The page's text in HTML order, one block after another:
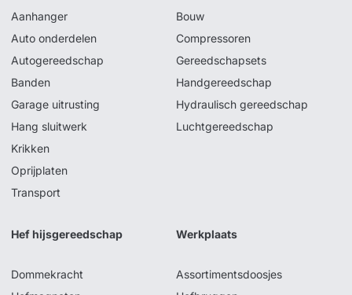
Aanhanger
Auto onderdelen
Autogereedschap
Banden
Garage uitrusting
Hang sluitwerk
Krikken
Oprijplaten
Transport
Bouw
Compressoren
Gereedschapsets
Handgereedschap
Hydraulisch gereedschap
Luchtgereedschap
Hef hijsgereedschap
Dommekracht
Werkplaats
Assortimentsdoosjes